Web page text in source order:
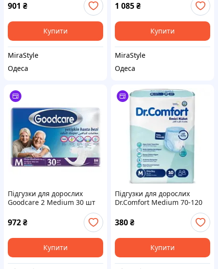
901 ₴
Купити
MiraStyle
Одеса
1 085₴
Купити
MiraStyle
Одеса
Підгузки для дорослих
Goodcare 2 Medium 30 шт
972₴
Купити
Підгузки для дорослих
Dr.Comfort Medium 70-120
см 10 шт (8680131205639)
380₴
Купити